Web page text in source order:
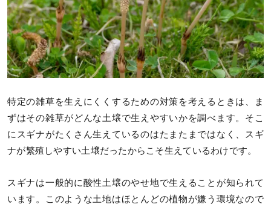
特定の雑草を生えにくくするための対策を考えるときは、ま
ずはその雑草がどんな土壌で生えやすいかを調べます。そこ
にスギナがたくさん生えているのはたまたまではなく、スギ
ナが繁殖しやすい土壌だったからこそ生えているわけです。
スギナは一般的に酸性土壌のやせ地で生えることが知られて
います。このような土地はほとんどの植物が嫌う環境なので